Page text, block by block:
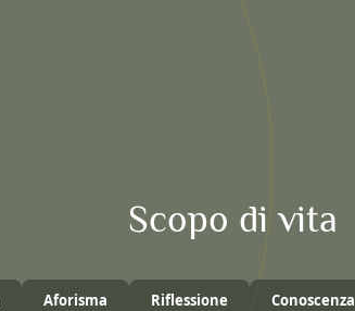
Scopo di vita
Aforisma Riflessione Conoscenza